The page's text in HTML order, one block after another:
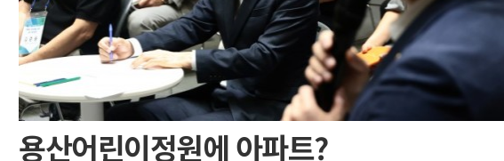
용산어린이정원에 아파트?